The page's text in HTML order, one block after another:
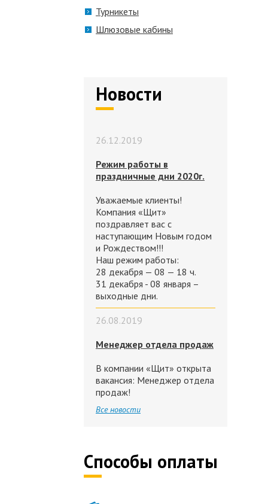
Турникеты
Шлюзовые кабины
Новости
26.12.2019
Режим работы в
праздничные дни 2020г.
Уважаемые клиенты!
Компания «Щит»
поздравляет вас с
наступающим Новым годом
и Рождеством!!!
Наш режим работы:
28 декабря — 08 — 18 ч.
31 декабря - 08 января –
выходные дни.
26.08.2019
Менеджер отдела продаж
В компании «Щит» открыта
вакансия: Менеджер отдела
продаж!
Все новости
Способы оплаты